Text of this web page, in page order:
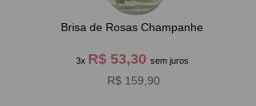
Brisa de Rosas Champanhe
3x R$ 53,30 sem juros
R$ 159,90